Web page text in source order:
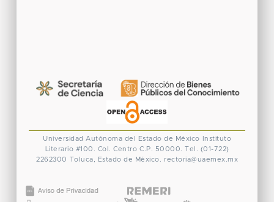
Universidad Autónoma del Estado de México
Instituto
Literario #100. Col. Centro C.P. 50000. Tel. (01-722)
2262300 Toluca, Estado de México. rectoria@uaemex.mx